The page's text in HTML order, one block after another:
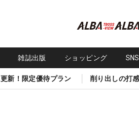
雑誌出版 ショッピング
新！限定優待プラン 削り出しの打